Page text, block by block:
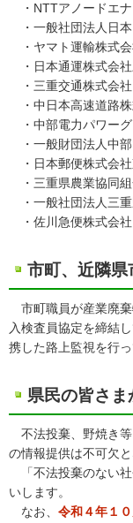
・NTTアノードエ
・一般社団法人日
・ヤマト運輸株式
・日本通運株式会
・三重交通株式会社
・中日本高速道路
・中部電力パワー
・一般財団法人中
・日本郵便株式会
・三重県農業協同
・一般社団法人三
・佐川急便株式会社
市町、近隣
市町職員が産業廃棄
入検査員協定を締結
携した路上監視を行っ
県民の皆さ
不法投棄、野焼き等
の情報提供は不可欠と
「不法投棄のない
いします。
なお、 令和４年１